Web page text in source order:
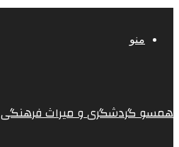
منو
همسو گردشگری و میراث فرهنگی